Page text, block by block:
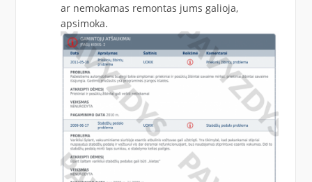
ar nemokamas remontas jums galioja,
apsimoka.